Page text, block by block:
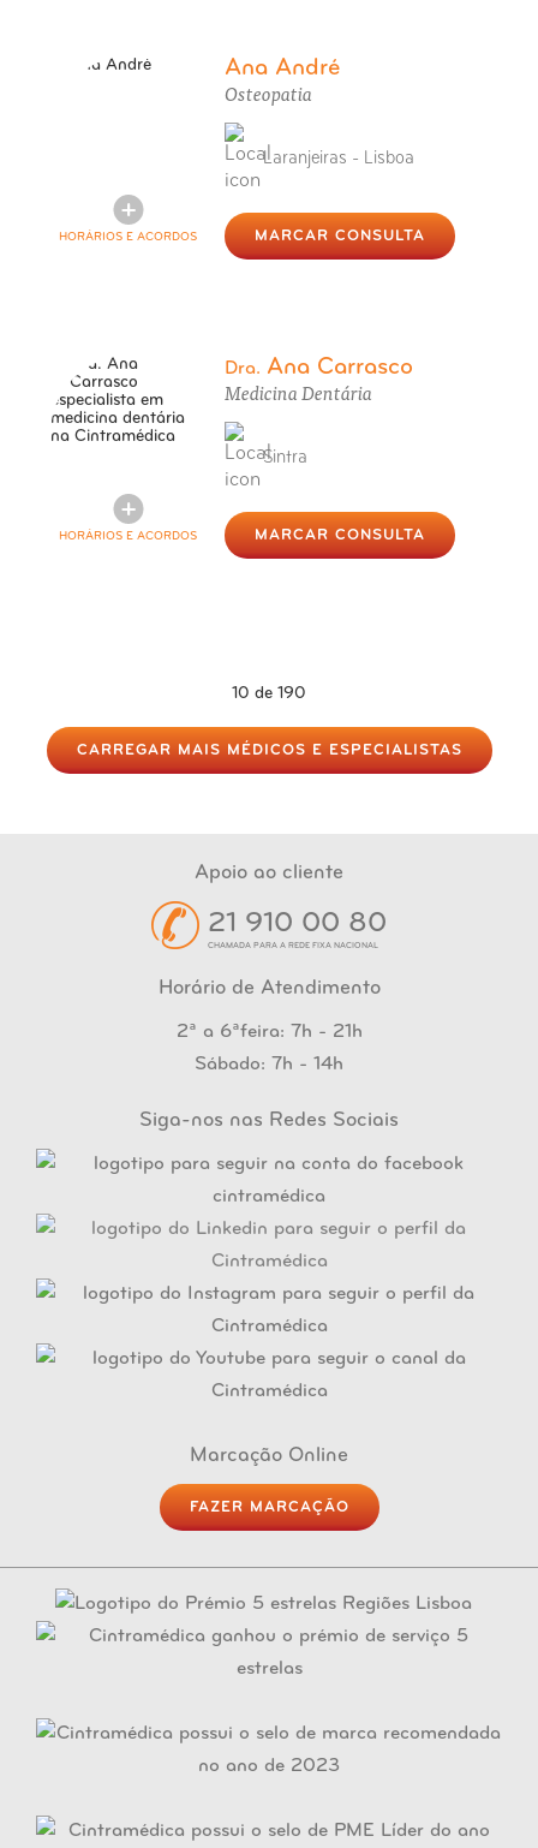
HORÁRIOS E ACORDOS
Ana André
Osteopatia
Laranjeiras - Lisboa
MARCAR CONSULTA
HORÁRIOS E ACORDOS
Dra. Ana Carrasco
Medicina Dentária
Sintra
MARCAR CONSULTA
10 de 190
CARREGAR MAIS MÉDICOS E ESPECIALISTAS
Apoio ao cliente
21 910 00 80
CHAMADA PARA A REDE FIXA NACIONAL
Horário de Atendimento
2ª a 6ªfeira: 7h - 21h
Sábado: 7h - 14h
Siga-nos nas Redes Sociais
Marcação Online
FAZER MARCAÇÃO